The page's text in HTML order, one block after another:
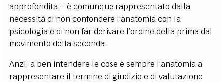
approfondita – è comunque rappresentato dalla
necessità di non confondere l’anatomia con la
psicologia e di non far derivare l’ordine della prima dal
movimento della seconda.
Anzi, a ben intendere le cose è sempre l’anatomia a
rappresentare il termine di giudizio e di valutazione